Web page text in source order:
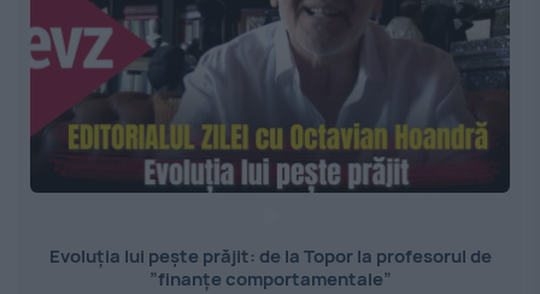
Evoluția lui pește prăjit: de la Topor la profesorul de
”finanțe comportamentale”